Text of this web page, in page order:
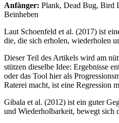
Anfänger: Plank, Dead Bug, Bird
Beinheben
Laut Schoenfeld et al. (2017) ist
die, die sich erholen, wiederholen
Dieser Teil des Artikels wird am
stützen dieselbe Idee: Ergebnisse
oder das Tool hier als
Raterei macht, ist eine Regression
Gibala et al. (2012) ist ein guter
und Wiederholbarkeit, bewegt sich